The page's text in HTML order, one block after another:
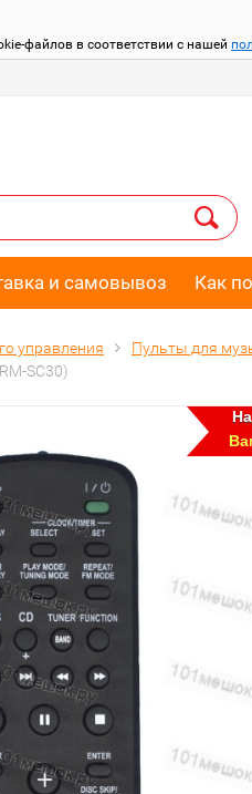
файлов в соответствии с нашей
и самовывоз Как
управления Пульты для
SC30)